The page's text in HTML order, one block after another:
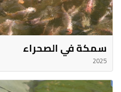
سمكة في الصحراء
2025